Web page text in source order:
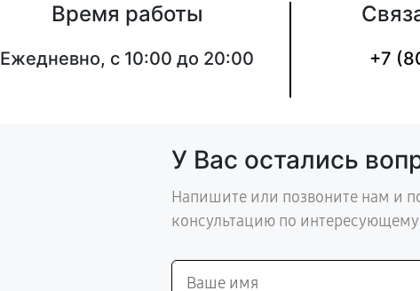
Время работы
Ежедневно, с 10:00 до 20:00 +7
У Вас остались
Напишите или позвоните нам и
консультацию по